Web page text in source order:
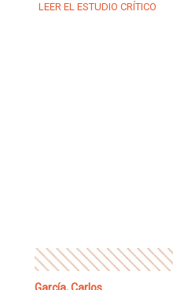
LEER EL ESTUDIO CRÍTICO
García, Carlos